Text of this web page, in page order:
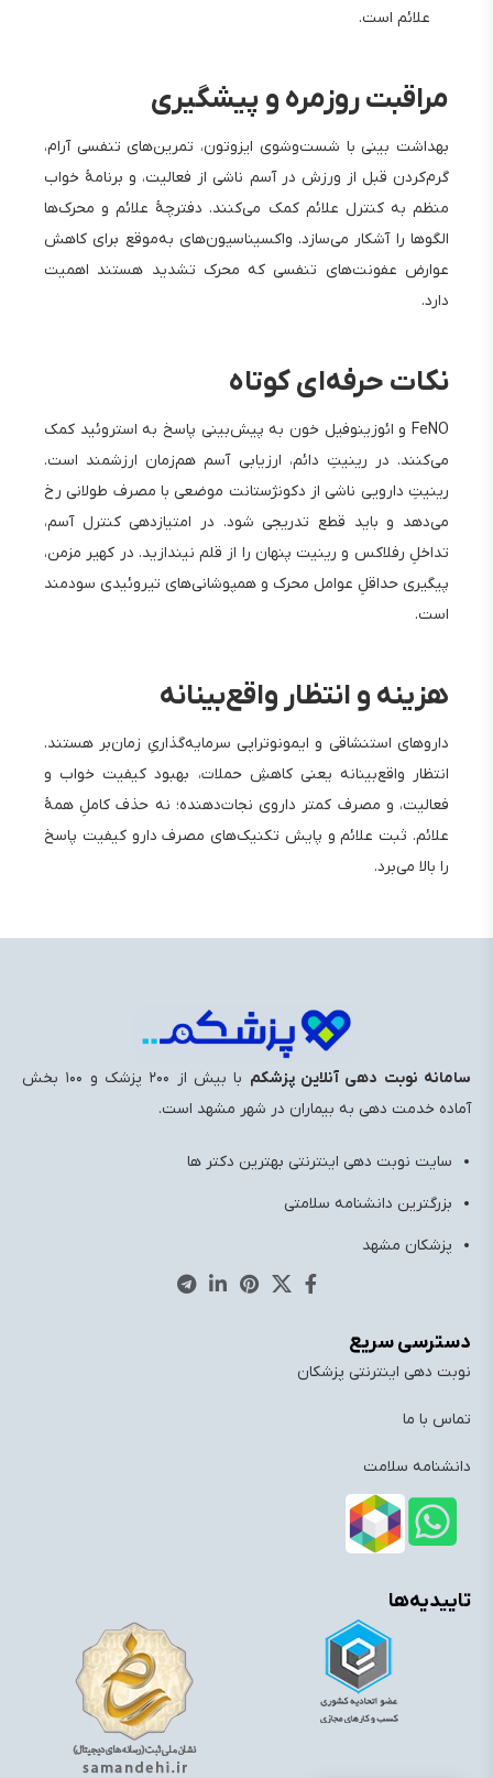
علائم است.
مراقبت روزمره و پیشگیری
بهداشت بینی با شست‌وشوی ایزوتون، تمرین‌های تنفسی آرام،
گرم‌کردن قبل از ورزش در آسم ناشی از فعالیت، و برنامهٔ خواب
منظم به کنترل علائم کمک می‌کنند. دفترچهٔ علائم و محرک‌ها
الگوها را آشکار می‌سازد. واکسیناسیون‌های به‌موقع برای کاهش
عوارض عفونت‌های تنفسی که محرک تشدید هستند اهمیت
دارد.
نکات حرفه‌ای کوتاه
FeNO و ائوزینوفیل خون به پیش‌بینی پاسخ به استروئید کمک
می‌کنند. در رینیتِ دائم، ارزیابی آسم هم‌زمان ارزشمند است.
رینیتِ دارویی ناشی از دکونژستانت موضعی با مصرف طولانی رخ
می‌دهد و باید قطع تدریجی شود. در امتیازدهی کنترل آسم،
تداخلِ رفلاکس و رینیت پنهان را از قلم نیندازید. در کهیر مزمن،
پیگیری حداقلِ عوامل محرک و همپوشانی‌های تیروئیدی سودمند
است.
هزینه و انتظار واقع‌بینانه
داروهای استنشاقی و ایمونوتراپی سرمایه‌گذاریِ زمان‌بر هستند.
انتظار واقع‌بینانه یعنی کاهشِ حملات، بهبود کیفیت خواب و
فعالیت، و مصرف کمتر داروی نجات‌دهنده؛ نه حذف کاملِ همهٔ
علائم. ثبت علائم و پایش تکنیک‌های مصرف دارو کیفیت پاسخ
را بالا می‌برد.
سامانه نوبت دهی آنلاین پزشکم
با بیش از ۲۰۰ پزشک و ۱۰۰ بخش
آماده خدمت ‌دهی به بیماران در شهر مشهد است.
سایت نوبت دهی اینترنتی بهترین دکتر ها
بزرگترین دانشنامه سلامتی
پزشکان مشهد
دسترسی سریع
نوبت دهی اینترنتی پزشکان
تماس با ما
دانشنامه سلامت
تاییدیه‌ها